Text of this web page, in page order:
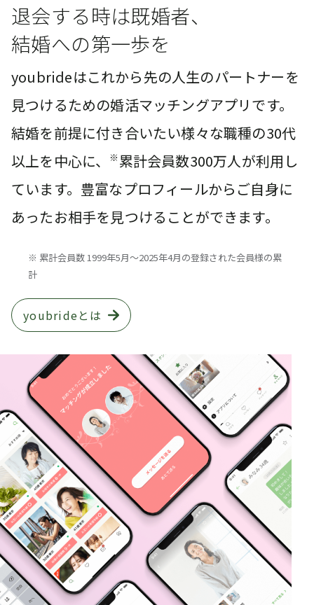
退会する時は既婚者、
結婚への第一歩を
youbrideはこれから先の人生のパートナーを
見つけるための婚活マッチングアプリです。
結婚を前提に付き合いたい様々な職種の30代
以上を中心に、
※ 累計会員数300万人が利用し
ています。豊富なプロフィールからご自身に
あったお相手を見つけることができます。
※ 累計会員数 1999年5月〜2025年4月の登録された会員様の累
計
youbrideとは